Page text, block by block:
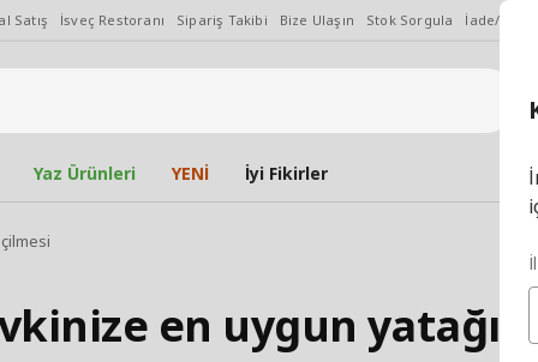
Satış İsveç Restoranı Sipariş Takibi Bize Ulaşın Stok Sorgula İade/
Yaz Ürünleri YENİ İyi Fikirler
en uygun yatağın